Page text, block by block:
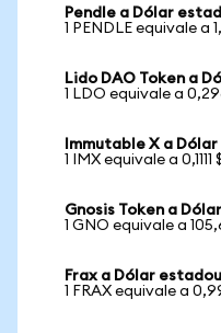
Pendle a Dólar
1 PENDLE equivale a
Lido DAO Token a
1 LDO equivale a
Immutable X a
1 IMX equivale a 0,1111
Gnosis Token a
1 GNO equivale a
Frax a Dólar
1 FRAX equivale a